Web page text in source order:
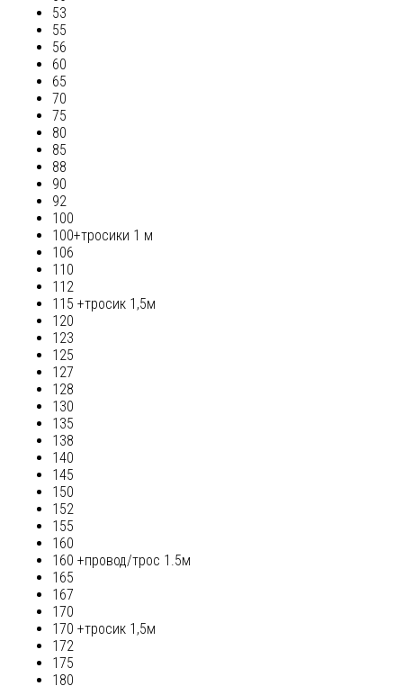
53
55
56
60
65
70
75
80
85
88
90
92
100
100+тросики 1 м
106
110
112
115 +тросик 1,5м
120
123
125
127
128
130
135
138
140
145
150
152
155
160
160 +провод/трос 1.5м
165
167
170
170 +тросик 1,5м
172
175
180